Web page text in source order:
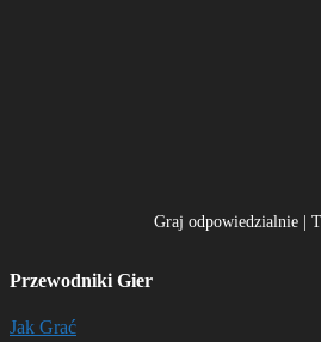
Graj odpowiedzialnie |
Przewodniki Gier
Jak Grać